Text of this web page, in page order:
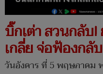
บิ๊กเต่า สวนกลับ
เกลี่ย จ่อฟ้องกลั
วันอังคาร ที่ 5 พฤษภาคม